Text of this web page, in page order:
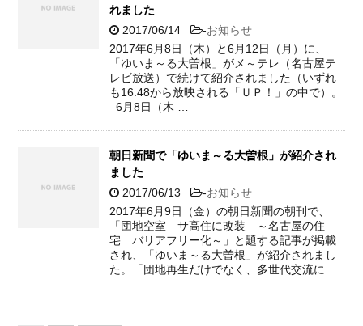
れました
2017/06/14
-お知らせ
2017年6月8日（木）と6月12日（月）に、
「ゆいま～る大曽根」がメ～テレ（名古屋テ
レビ放送）で続けて紹介されました（いずれ
も16:48から放映される「ＵＰ！」の中で）。
6月8日（木 …
朝日新聞で「ゆいま～る大曽根」が紹介され
ました
2017/06/13
-お知らせ
2017年6月9日（金）の朝日新聞の朝刊で、
「団地空室 サ高住に改装 ～名古屋の住
宅 バリアフリー化～」と題する記事が掲載
され、「ゆいま～る大曽根」が紹介されまし
た。「団地再生だけでなく、多世代交流に …